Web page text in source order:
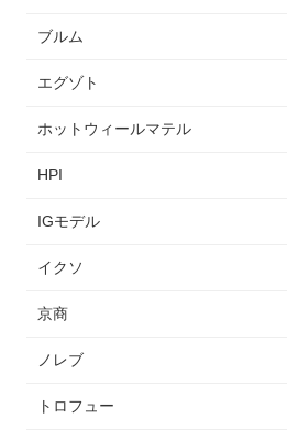
ブルム
エグゾト
ホットウィールマテル
HPI
IGモデル
イクソ
京商
ノレブ
トロフュー